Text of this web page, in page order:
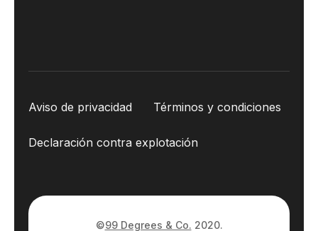
Aviso de privacidad Términos y condiciones
Declaración contra explotación
©99 Degrees & Co. 2020.